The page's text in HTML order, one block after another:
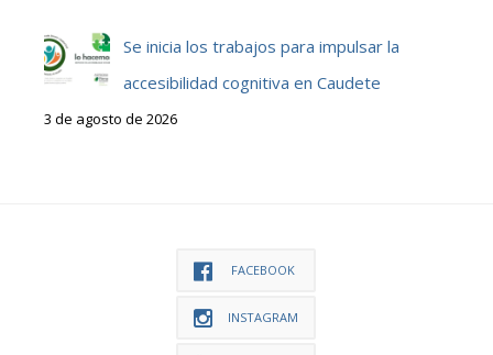
Se inicia los trabajos para impulsar la
accesibilidad cognitiva en Caudete
3 de agosto de 2026
FACEBOOK
INSTAGRAM